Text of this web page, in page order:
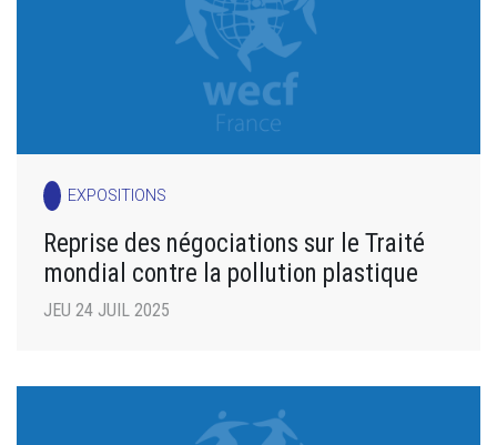
EXPOSITIONS
Reprise des négociations sur le Traité
mondial contre la pollution plastique
JEU 24 JUIL 2025